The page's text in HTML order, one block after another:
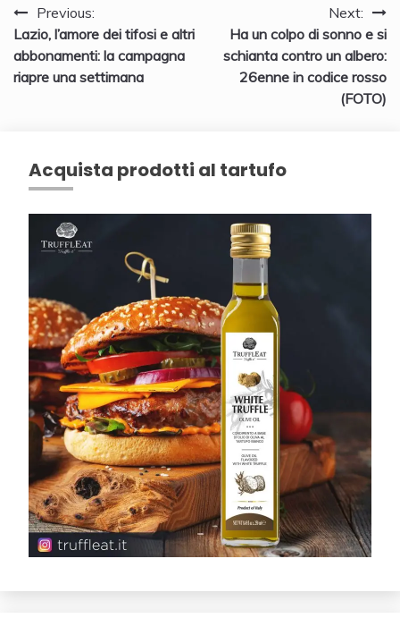
Navigazione
articoli
Previous:
Lazio, l’amore dei tifosi e altri
abbonamenti: la campagna
riapre una settimana
Next:
Ha un colpo di sonno e si
schianta contro un albero:
26enne in codice rosso
(FOTO)
Acquista prodotti al tartufo